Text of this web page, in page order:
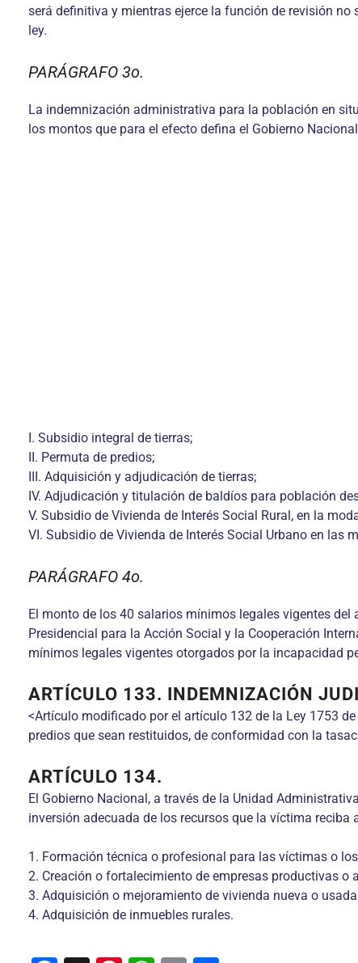
será definitiva y mientras ejerce la función de revisión
ley.
PARÁGRAFO 3o.
La indemnización administrativa para la población en
los montos que para el efecto defina el Gobierno
I. Subsidio integral de tierras;
II. Permuta de predios;
III. Adquisición y adjudicación de tierras;
IV. Adjudicación y titulación de baldíos para población
V. Subsidio de Vivienda de Interés Social Rural, en la
VI. Subsidio de Vivienda de Interés Social Urbano en
PARÁGRAFO 4o.
El monto de los 40 salarios mínimos legales vigentes
Presidencial para la Acción Social y la Cooperación
mínimos legales vigentes otorgados por la incapacidad
ARTÍCULO 133. INDEMNIZACIÓN
<Artículo modificado por el artículo 132 de la Ley 1753
predios que sean restituidos, de conformidad con la
ARTÍCULO 134.
El Gobierno Nacional, a través de la Unidad
inversión adecuada de los recursos que la víctima
1. Formación técnica o profesional para las víctimas o
2. Creación o fortalecimiento de empresas productivas o
3. Adquisición o mejoramiento de vivienda nueva o
4. Adquisición de inmuebles rurales.